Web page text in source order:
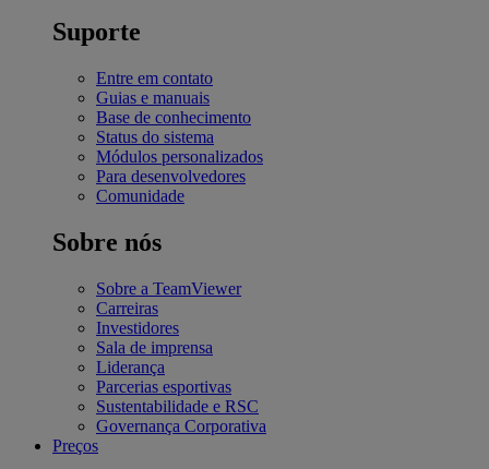
Suporte
Entre em contato
Guias e manuais
Base de conhecimento
Status do sistema
Módulos personalizados
Para desenvolvedores
Comunidade
Sobre nós
Sobre a TeamViewer
Carreiras
Investidores
Sala de imprensa
Liderança
Parcerias esportivas
Sustentabilidade e RSC
Governança Corporativa
Preços